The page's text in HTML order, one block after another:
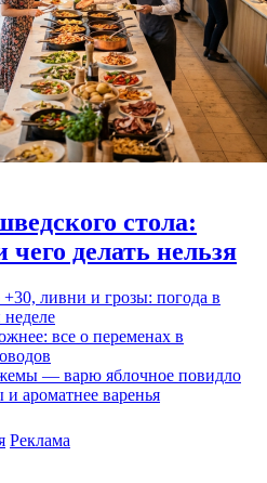
стола:
чего делать нельзя
ливни и грозы: погода в
все о переменах в
— варю яблочное повидло
ароматнее варенья
Реклама